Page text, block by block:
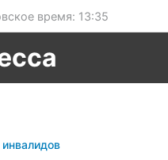
время: 13:35